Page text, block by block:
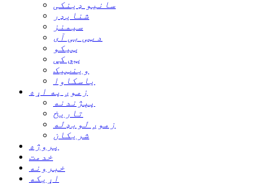
سانیو ډینکی
شنایډر
سیمنز
د ټی بی آی
ټیکو
ټي کې
وینټیک
یاسکاوا
زموږ په اړه
پېژندنه
تاریخ
زموږ لوبډله
شریکان
پروژه
خدمت
خبرونه
اړیکه